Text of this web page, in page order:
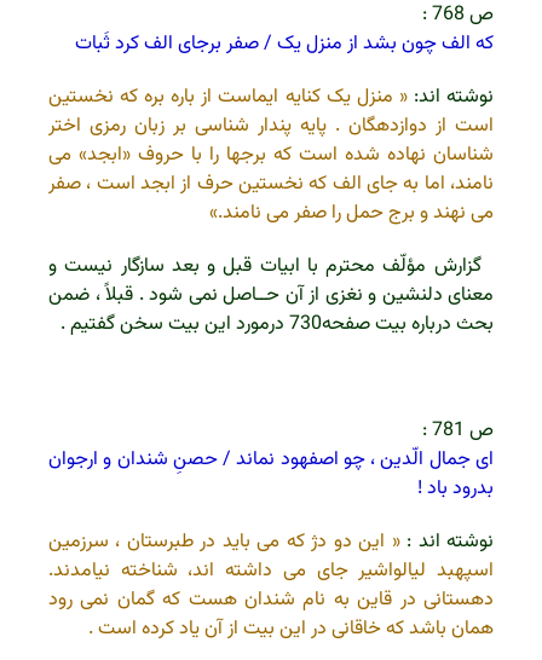
ص 768 :
که الف چون بشد از منزل یک / صفر برجای الف کرد ثَبات
نوشته اند:« منزل یک کنایه ایماست از باره بره که نخستین
است از دوازدهگان . پایه پندار شناسی بر زبان رمزی اختر
شناسان نهاده شده است که برجها را با حروف «ابجد» می
نامند، اما به جای الف که نخستین حرف از ابجد است ، صفر
می نهند و برج حمل را صفر می نامند.»
گزارش مؤلّف محترم با ابیات قبل و بعد سازگار نیست و
معنای دلنشین و نغزی از آن حــاصل نمی شود . قبلاً ، ضمن
بحث درباره بیت صفحه730 درمورد این بیت سخن گفتیم .
ص 781 :
ای جمال الّدین ، چو اصفهود نماند / حصنِ شندان و ارجوان
بدرود باد !
نوشته اند :« این دو دژ که می باید در طبرستان ، سرزمین
اسپهبد لیالواشیر جای می داشته اند، شناخته نیامدند.
دهستانی در قاین به نام شندان هست که گمان نمی رود
همان باشد که خاقانی در این بیت از آن یاد کرده است .